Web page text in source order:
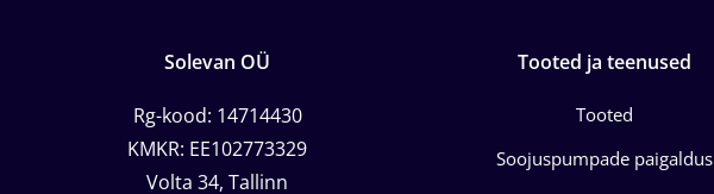
Solevan OÜ
Rg-kood: 14714430
KMKR: EE102773329
Volta 34, Tallinn
Tooted ja teenused
Tooted
Soojuspumpade paigaldus